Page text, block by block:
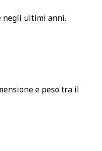
negli ultimi anni.
e peso tra il